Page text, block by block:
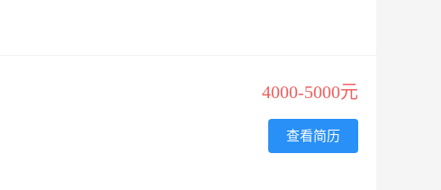
4000-5000元
查看简历